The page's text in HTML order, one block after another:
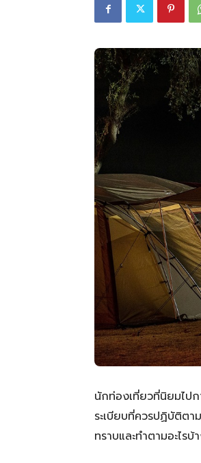
นักท่องเที่ยวที่นิยมไป
ระเบียบที่ควรปฏิบัติตา
ทราบและทำตามอะไร